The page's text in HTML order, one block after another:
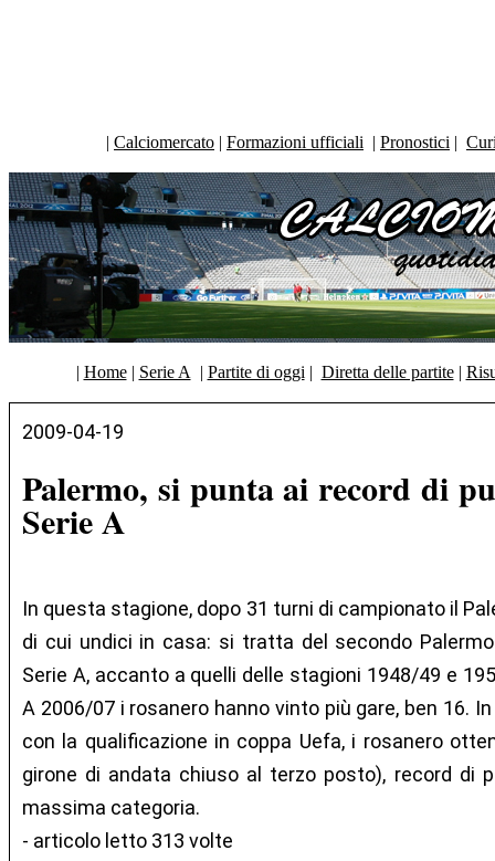
| Calciomercato | Formazioni ufficiali | Pronostici |
| Home| Serie A | Partite di oggi | Diretta delle partite|
2009-04-19
Palermo, si punta ai record di
Serie A
In questa stagione, dopo 31 turni di campionato il
di cui undici in casa: si tratta del secondo
Serie A, accanto a quelli delle stagioni 1948/49 e
A 2006/07 i rosanero hanno vinto più gare, ben 16.
con la qualificazione in coppa Uefa, i rosanero
girone di andata chiuso al terzo posto), record di
massima categoria.
- articolo letto 313 volte